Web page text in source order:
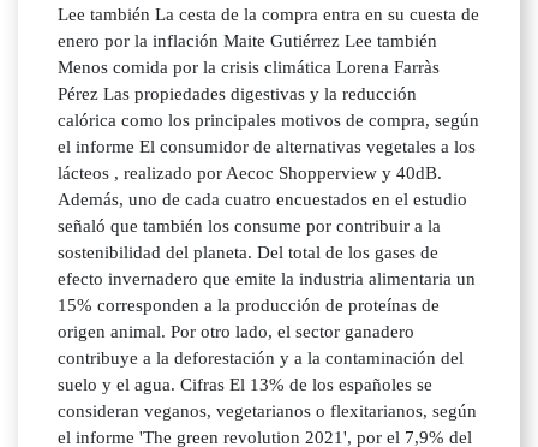
Lee también La cesta de la compra entra en su cuesta de
enero por la inflación Maite Gutiérrez Lee también
Menos comida por la crisis climática Lorena Farràs
Pérez Las propiedades digestivas y la reducción
calórica como los principales motivos de compra, según
el informe El consumidor de alternativas vegetales a los
lácteos , realizado por Aecoc Shopperview y 40dB.
Además, uno de cada cuatro encuestados en el estudio
señaló que también los consume por contribuir a la
sostenibilidad del planeta. Del total de los gases de
efecto invernadero que emite la industria alimentaria un
15% corresponden a la producción de proteínas de
origen animal. Por otro lado, el sector ganadero
contribuye a la deforestación y a la contaminación del
suelo y el agua. Cifras El 13% de los españoles se
consideran veganos, vegetarianos o flexitarianos, según
el informe 'The green revolution 2021', por el 7,9% del